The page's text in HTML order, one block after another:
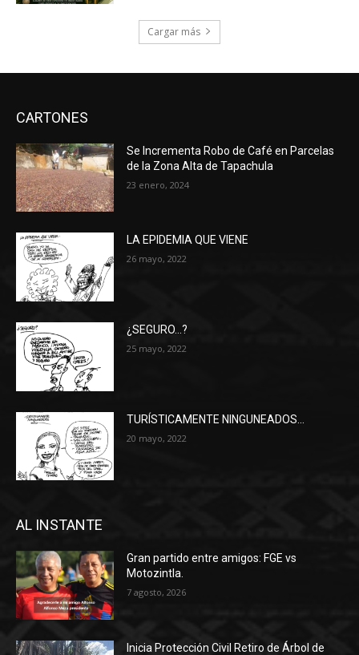
Cargar más
CARTONES
Se Incrementa Robo de Café en Parcelas
de la Zona Alta de Tapachula
23 enero, 2024
LA EPIDEMIA QUE VIENE
26 mayo, 2022
¿SEGURO…?
25 mayo, 2022
TURÍSTICAMENTE NINGUNEADOS…
20 mayo, 2022
AL INSTANTE
Gran partido entre amigos: FGE vs
Motozintla.
7 agosto, 2026
Inicia Protección Civil Retiro de Árbol de